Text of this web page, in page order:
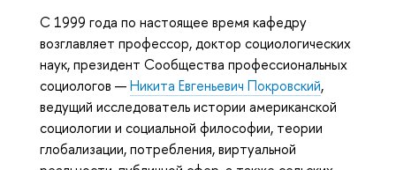
С 1999 года по настоящее время кафедру
возглавляет профессор, доктор социологических
наук, президент Сообщества профессиональных
социологов —Никита Евгеньевич Покровский,
ведущий исследователь истории американской
социологии и социальной философии, теории
глобализации, потребления, виртуальной